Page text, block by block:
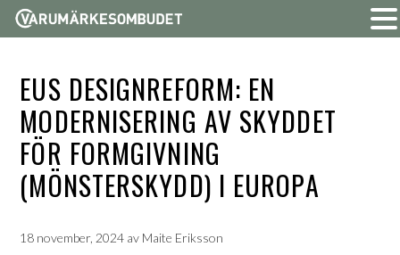
EUS DESIGNREFORM: EN
MODERNISERING AV SKYDDET
FÖR FORMGIVNING
(MÖNSTERSKYDD) I EUROPA
18 november, 2024 av Maite Eriksson